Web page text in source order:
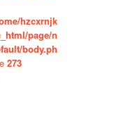
hzcxrnjk/pub
page/news/
body.php
273